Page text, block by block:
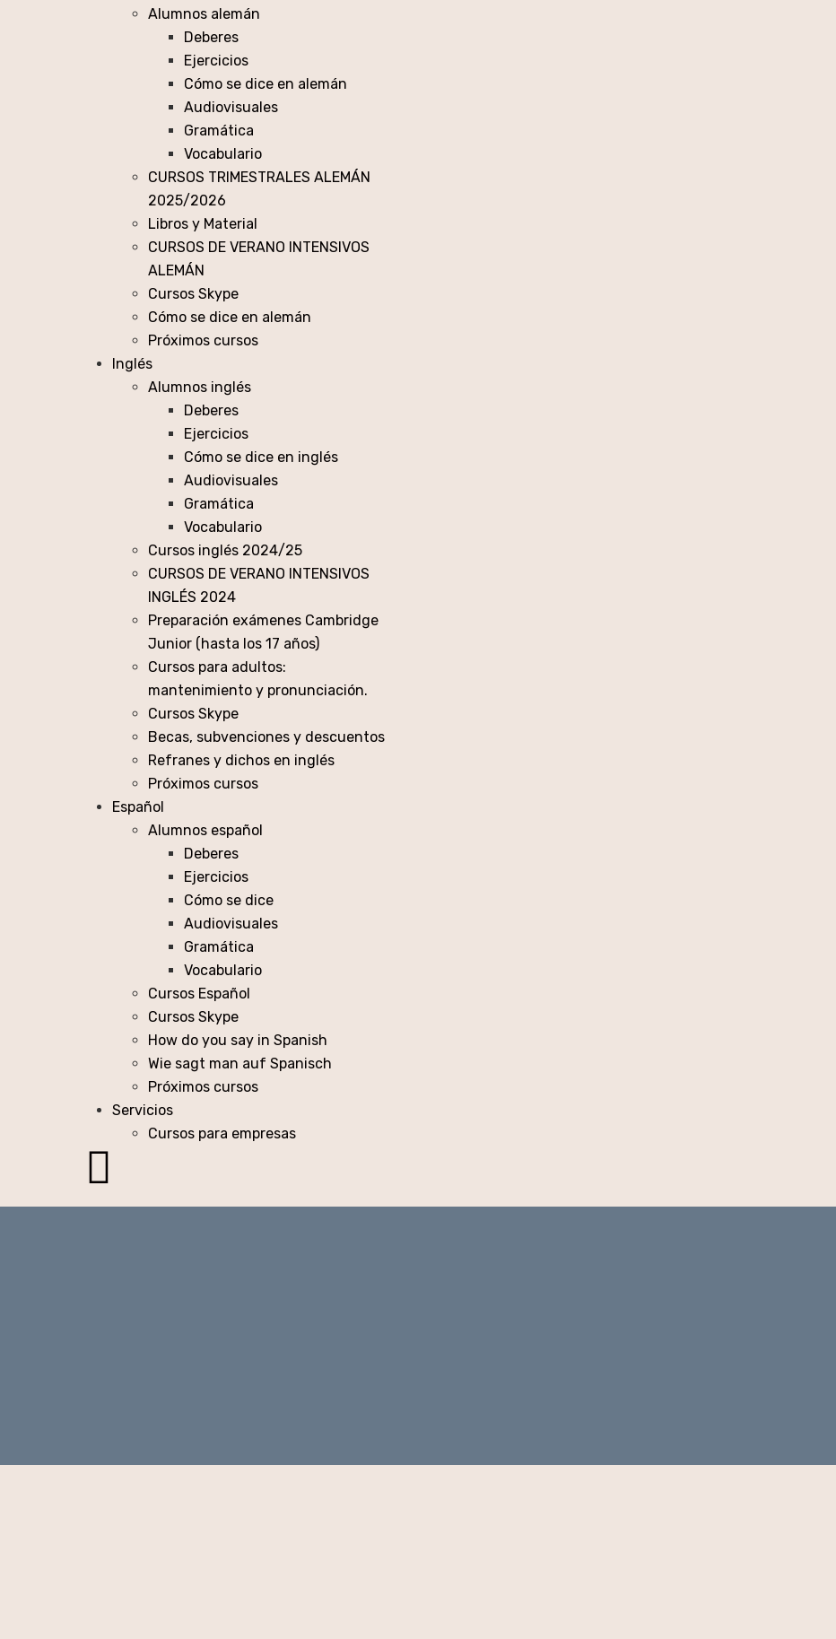
Alumnos alemán
Deberes
Ejercicios
Cómo se dice en alemán
Audiovisuales
Gramática
Vocabulario
CURSOS TRIMESTRALES ALEMÁN
2025/2026
Libros y Material
CURSOS DE VERANO INTENSIVOS
ALEMÁN
Cursos Skype
Cómo se dice en alemán
Próximos cursos
Inglés
Alumnos inglés
Deberes
Ejercicios
Cómo se dice en inglés
Audiovisuales
Gramática
Vocabulario
Cursos inglés 2024/25
CURSOS DE VERANO INTENSIVOS
INGLÉS 2024
Preparación exámenes Cambridge
Junior (hasta los 17 años)
Cursos para adultos:
mantenimiento y pronunciación.
Cursos Skype
Becas, subvenciones y descuentos
Refranes y dichos en inglés
Próximos cursos
Español
Alumnos español
Deberes
Ejercicios
Cómo se dice
Audiovisuales
Gramática
Vocabulario
Cursos Español
Cursos Skype
How do you say in Spanish
Wie sagt man auf Spanisch
Próximos cursos
Servicios
Cursos para empresas